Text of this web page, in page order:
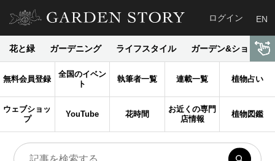
ログイン EN
花と緑 ガーデニング ライフスタイル ガーデン&ショップ
無料会員登録
全国のイベン
ト
執筆者一覧 連載一覧 植物占い
ウェブショッ
プ
YouTube 花時間
お近くの専門
店情報
植物図鑑